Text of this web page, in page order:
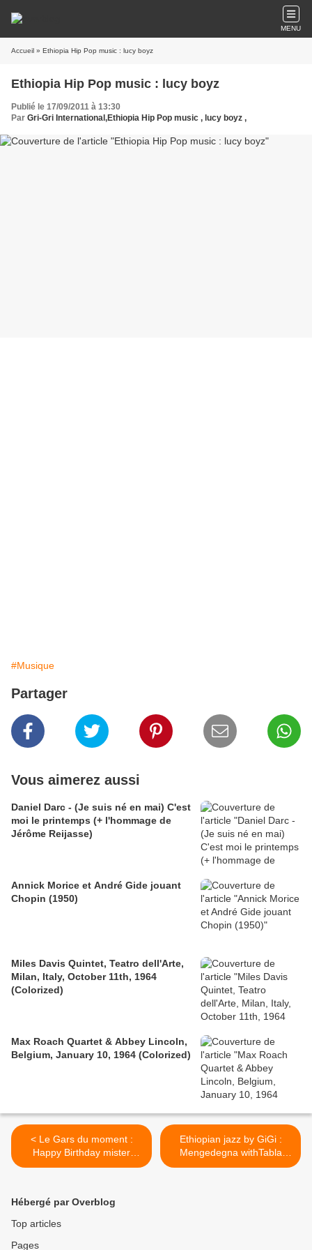
MENU
Accueil » Ethiopia Hip Pop music : lucy boyz
Ethiopia Hip Pop music : lucy boyz
Publié le 17/09/2011 à 13:30
Par Gri-Gri International,Ethiopia Hip Pop music , lucy boyz ,
#Musique
Partager
Vous aimerez aussi
Daniel Darc - (Je suis né en mai) C'est
moi le printemps (+ l'hommage de
Jérôme Reijasse)
Annick Morice et André Gide jouant
Chopin (1950)
Miles Davis Quintet, Teatro dell'Arte,
Milan, Italy, October 11th, 1964
(Colorized)
Max Roach Quartet & Abbey Lincoln,
Belgium, January 10, 1964 (Colorized)
< Le Gars du moment :
Happy Birthday mister
Olivier Cachin, Soul for
Ethiopian jazz by GiGi :
Mengedegna withTabla
Beat Science >
Hébergé par Overblog
Top articles
Pages